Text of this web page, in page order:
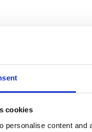
cookies
personalise content